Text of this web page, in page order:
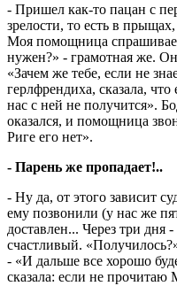
- Пришел как-то пацан с
зрелости, то есть в
Моя помощница
нужен?» - грамотная же.
«Зачем же тебе, если не
герлфрендиха, сказала,
нас с ней не получится».
оказался, и помощница
Риге его нет».
- Парень же пропадает!..
- Ну да, от этого зависит
ему позвонили (у нас же
доставлен... Через три дня
счастливый.
- «И дальше все хорошо
сказала: если не